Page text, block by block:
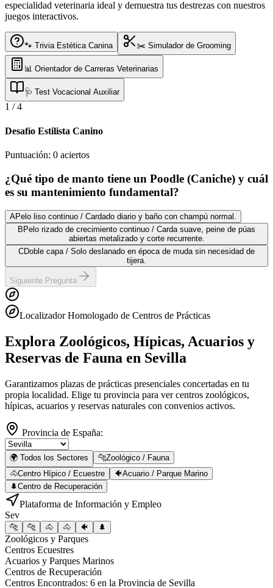
especialidad veterinaria ideal y demuestra tus destrezas con nuestros
juegos interactivos.
🐾 Trivia Estética Canina ✂️ Simulador de Grooming
📊 Orientador de Carreras Veterinarias
🩺 Test Vocacional Auxiliar
1 /4
Desafío Estilista Canino
Puntuación: 0 aciertos
¿Qué tipo de manto tiene un Poodle (Caniche) y cuál
es su mantenimiento fundamental?
APelo liso continuo / Cardado diario y baño con champú normal.
B Pelo rizado de crecimiento continuo / Carda suave, peine de púas
abiertas metalizado y corte recurrente.
CDoble capa / Solo deslanado en época de muda sin necesidad de
tijera.
Siguiente Pregunta
Localizador Homologado de Centros de Prácticas
Explora Zoológicos, Hípicas, Acuarios y
Reservas de Fauna en Sevilla
Garantizamos plazas de prácticas presenciales concertadas en tu
propia localidad. Elige tu provincia para ver centros zoológicos,
hípicas, acuarios y reservas naturales con convenios activos.
Provincia de España:
🌍 Todos los Sectores 🐆Zoológico / Fauna
🐴Centro Hípico / Ecuestre 🐠Acuario / Parque Marino
🌲Centro de Recuperación
Plataforma de Información y Empleo
Sev
🐆 🐆 🐴 🐴 🐠 🌲
Zoológicos y Parques
Centros Ecuestres
Acuarios y Parques Marinos
Centros de Recuperación
Centros Encontrados: 6 en la Provincia de Sevilla